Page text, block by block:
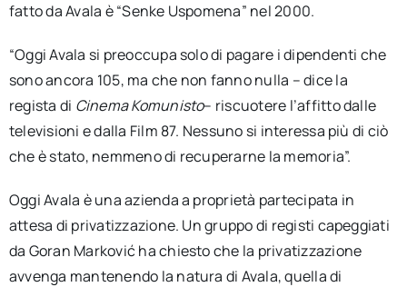
fatto da Avala è “Senke Uspomena” nel 2000.
“Oggi Avala si preoccupa solo di pagare i dipendenti che
sono ancora 105, ma che non fanno nulla – dice la
regista di Cinema Komunisto– riscuotere l’affitto dalle
televisioni e dalla Film 87. Nessuno si interessa più di ciò
che è stato, nemmeno di recuperarne la memoria”.
Oggi Avala è una azienda a proprietà partecipata in
attesa di privatizzazione. Un gruppo di registi capeggiati
da Goran Marković ha chiesto che la privatizzazione
avvenga mantenendo la natura di Avala, quella di